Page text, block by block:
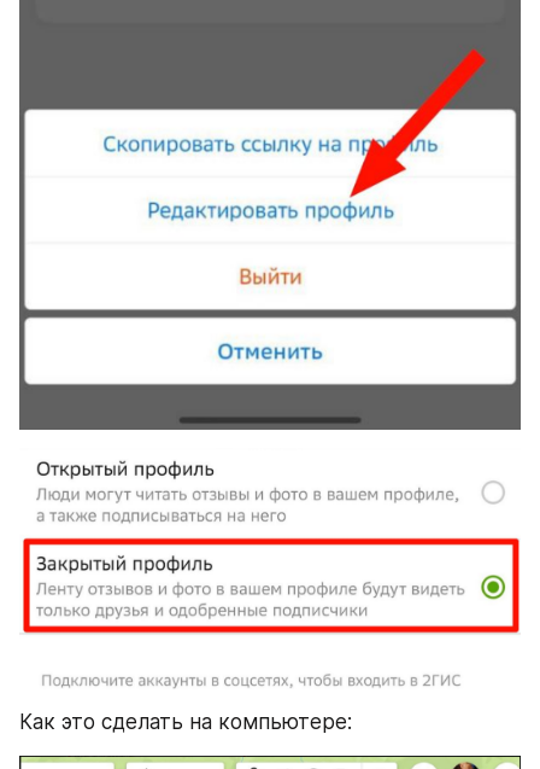
Как это сделать на компьютере: